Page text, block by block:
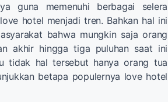
guna memenuhi berbagai selera
hotel menjadi tren. Bahkan hal ini
bahwa mungkin saja orang
akhir hingga tiga puluhan saat ini
tidak hal tersebut hanya orang tua
betapa populernya love hotel